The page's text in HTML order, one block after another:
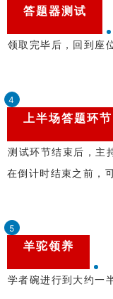
答题器测试
领取完毕后，回到座
4
上半场答题环节
测试环节结束后，主
在倒计时结束之前，
5
羊驼领养
学者碗进行到大约一